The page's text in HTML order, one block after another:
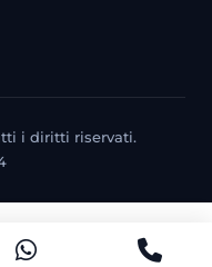
i diritti riservati.